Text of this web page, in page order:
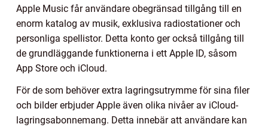
Apple Music får användare obegränsad tillgång till en
enorm katalog av musik, exklusiva radiostationer och
personliga spellistor. Detta konto ger också tillgång till
de grundläggande funktionerna i ett Apple ID, såsom
App Store och iCloud.
För de som behöver extra lagringsutrymme för sina filer
och bilder erbjuder Apple även olika nivåer av iCloud-
lagringsabonnemang. Detta innebär att användare kan